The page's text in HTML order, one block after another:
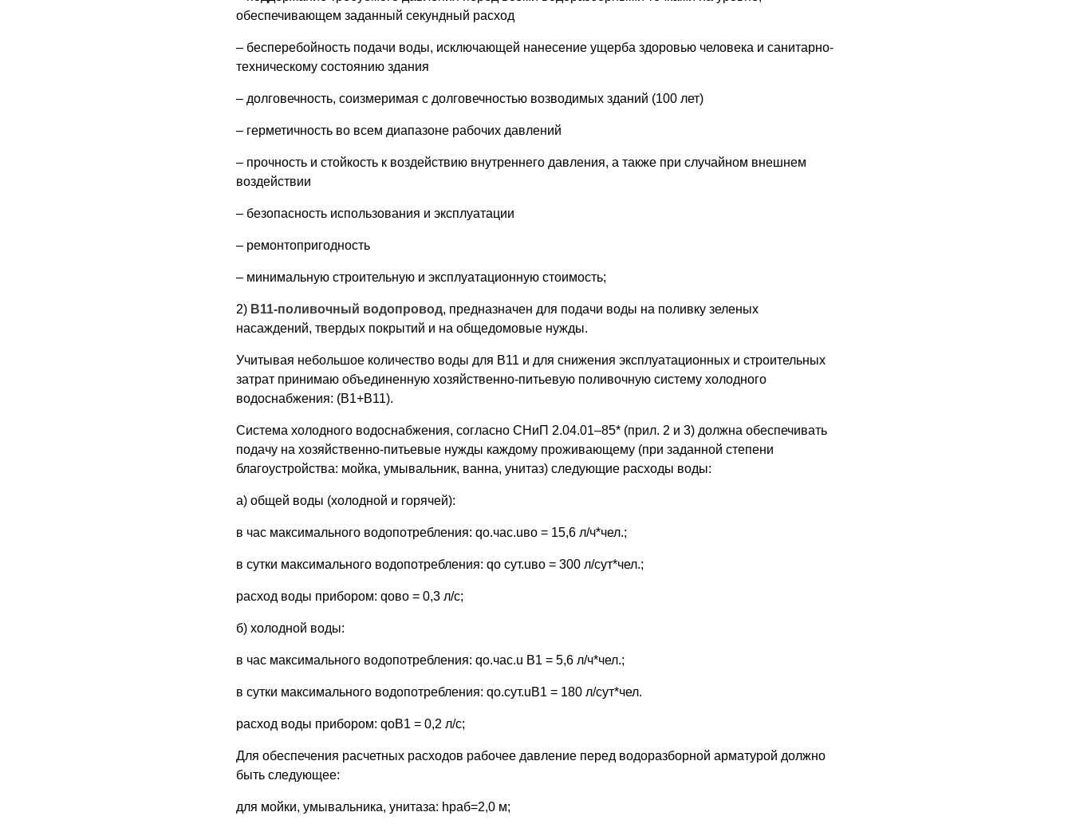
обеспечивающем заданный секундный расход
– бесперебойность подачи воды, исключающей нанесение ущерба здоровью человека и санитарно-
техническому состоянию здания
– долговечность, соизмеримая с долговечностью возводимых зданий (100 лет)
– герметичность во всем диапазоне рабочих давлений
– прочность и стойкость к воздействию внутреннего давления, а также при случайном внешнем
воздействии
– безопасность использования и эксплуатации
– ремонтопригодность
– минимальную строительную и эксплуатационную стоимость;
2) В11-поливочный водопровод, предназначен для подачи воды на поливку зеленых
насаждений, твердых покрытий и на общедомовые нужды.
Учитывая небольшое количество воды для В11 и для снижения эксплуатационных и строительных
затрат принимаю объединенную хозяйственно-питьевую поливочную систему холодного
водоснабжения: (В1+В11).
Система холодного водоснабжения, согласно СНиП 2.04.01–85* (прил. 2 и 3) должна обеспечивать
подачу на хозяйственно-питьевые нужды каждому проживающему (при заданной степени
благоустройства: мойка, умывальник, ванна, унитаз) следующие расходы воды:
а) общей воды (холодной и горячей):
в час максимального водопотребления: qо.час.uво = 15,6 л/ч*чел.;
в сутки максимального водопотребления: qо сут.uво = 300 л/сут*чел.;
расход воды прибором: qово = 0,3 л/с;
б) холодной воды:
в час максимального водопотребления: qо.час.u В1 = 5,6 л/ч*чел.;
в сутки максимального водопотребления: qо.сут.uВ1 = 180 л/сут*чел.
расход воды прибором: qоВ1 = 0,2 л/с;
Для обеспечения расчетных расходов рабочее давление перед водоразборной арматурой должно
быть следующее:
для мойки, умывальника, унитаза: hраб=2,0 м;